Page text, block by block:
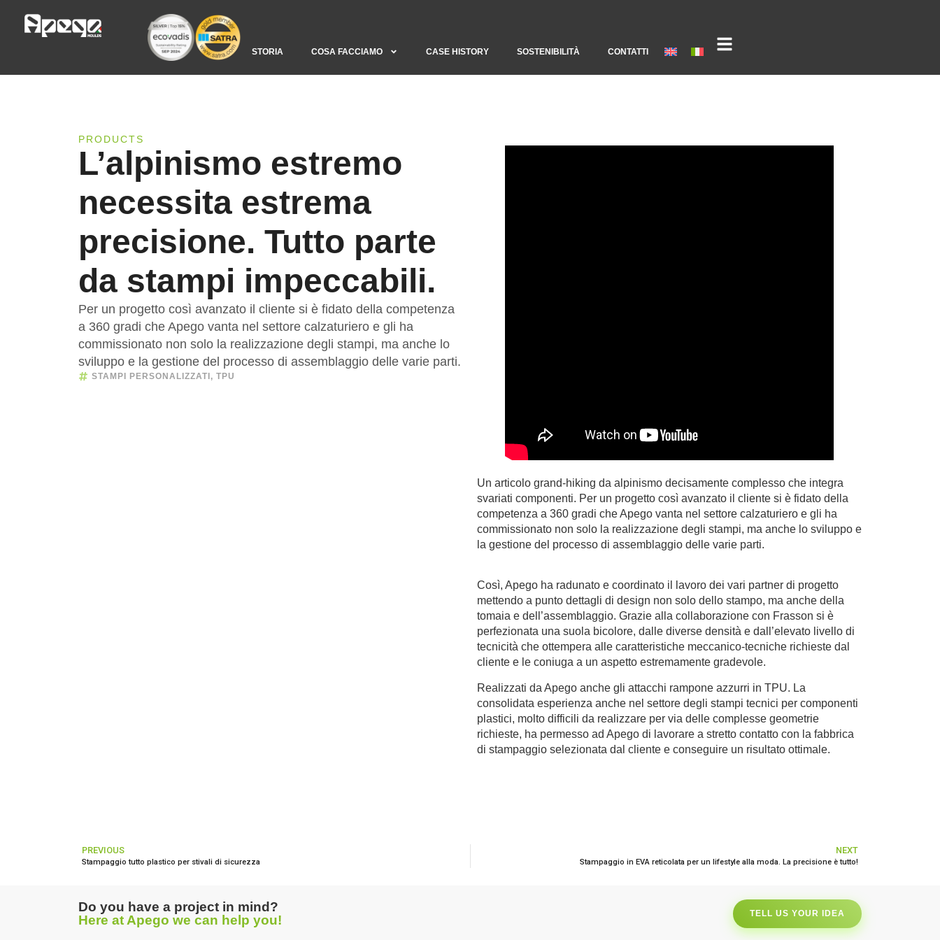
STORIA COSA FACCIAMO CASE HISTORY SOSTENIBILITÀ CONTATTI
PRODUCTS
L’alpinismo estremo
necessita estrema
precisione. Tutto parte
da stampi impeccabili.
Per un progetto così avanzato il cliente si è fidato della competenza
a 360 gradi che Apego vanta nel settore calzaturiero e gli ha
commissionato non solo la realizzazione degli stampi, ma anche lo
sviluppo e la gestione del processo di assemblaggio delle varie parti.
STAMPI PERSONALIZZATI, TPU
Un articolo grand-hiking da alpinismo decisamente complesso che integra
svariati componenti. Per un progetto così avanzato il cliente si è fidato della
competenza a 360 gradi che Apego vanta nel settore calzaturiero e gli ha
commissionato non solo la realizzazione degli stampi, ma anche lo sviluppo e
la gestione del processo di assemblaggio delle varie parti.
Così, Apego ha radunato e coordinato il lavoro dei vari partner di progetto
mettendo a punto dettagli di design non solo dello stampo, ma anche della
tomaia e dell’assemblaggio. Grazie alla collaborazione con Frasson si è
perfezionata una suola bicolore, dalle diverse densità e dall’elevato livello di
tecnicità che ottempera alle caratteristiche meccanico-tecniche richieste dal
cliente e le coniuga a un aspetto estremamente gradevole.
Realizzati da Apego anche gli attacchi rampone azzurri in TPU. La
consolidata esperienza anche nel settore degli stampi tecnici per componenti
plastici, molto difficili da realizzare per via delle complesse geometrie
richieste, ha permesso ad Apego di lavorare a stretto contatto con la fabbrica
di stampaggio selezionata dal cliente e conseguire un risultato ottimale.
PREVIOUS
Stampaggio tutto plastico per stivali di sicurezza
NEXT
Stampaggio in EVA reticolata per un lifestyle alla moda. La precisione è tutto!
Do you have a project in mind?
Here at Apego we can help you!
TELL US YOUR IDEA